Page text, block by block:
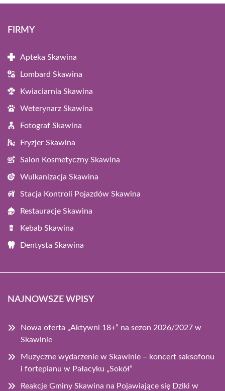
FIRMY
Apteka Skawina
Lombard Skawina
Kwiaciarnia Skawina
Weterynarz Skawina
Fotograf Skawina
Fryzjer Skawina
Salon Kosmetyczny Skawina
Wulkanizacja Skawina
Stacja Kontroli Pojazdów Skawina
Restauracje Skawina
Kebab Skawina
Dentysta Skawina
NAJNOWSZE WPISY
Nowa oferta „Aktywni 18+” na sezon 2026/2027 w
Skawinie
Muzyczne wydarzenie w Skawinie – koncert saksofonu
i fortepianu w Pałacyku „Sokół”
Reakcje Gminy Skawina na Pojawiające się Dziki w